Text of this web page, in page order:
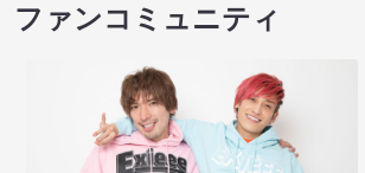
ファンコミュニティ